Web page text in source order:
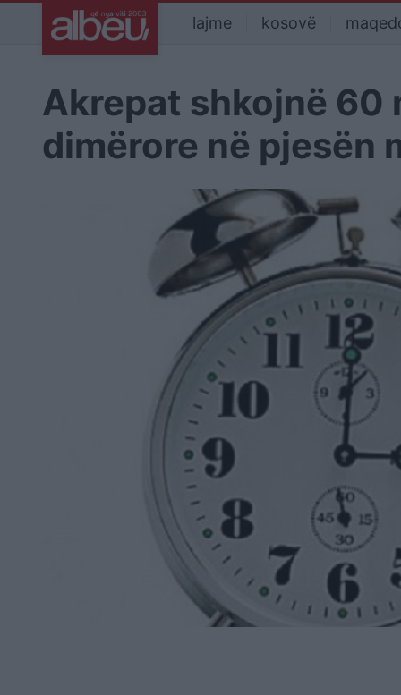
lajme kosovë
Akrepat shkojnë 60
dimërore në pjesën